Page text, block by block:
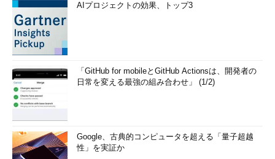
AIプロジェクトの効果、トップ3
「GitHub for mobileとGitHub Actionsは、開発者の
日常を変える最強の組み合わせ」 (1/2)
Google、古典的コンピュータを超える「量子超越
性」を実証か